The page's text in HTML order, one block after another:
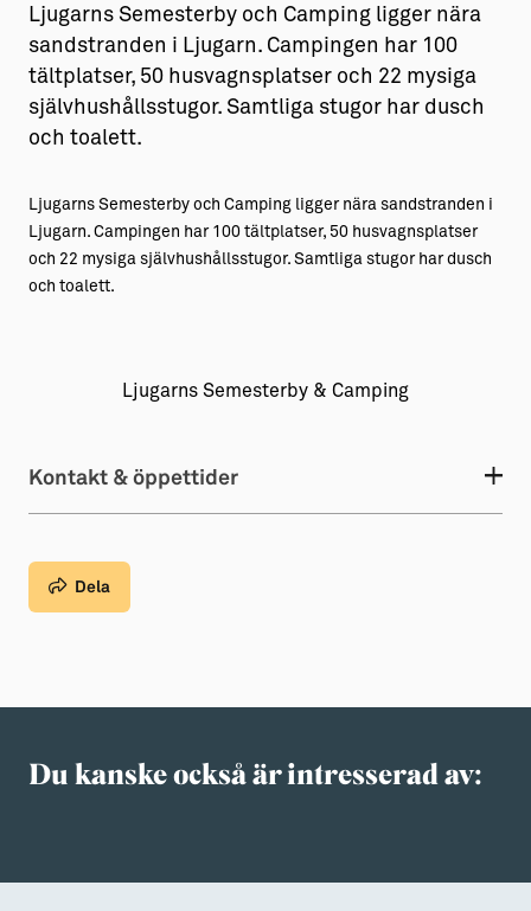
Aktiviteter
Sustainable Plejs
Möten & kongresser
Gotlands kulturarv
Almedalsveckan
→ Gutamål och gotländska
Allt om bostad
→ Hyra bostad
→ Bygga hus
Allt om livet på Ön
→ Tonårsliv
Barn & Familj
Ljugarns Semesterby och Camping ligger nära
sandstranden i Ljugarn. Campingen har 100
tältplatser, 50 husvagnsplatser och 22 mysiga
självhushållsstugor. Samtliga stugor har dusch
och toalett.
Ljugarns Semesterby och Camping ligger nära sandstranden i
Ljugarn. Campingen har 100 tältplatser, 50 husvagnsplatser
och 22 mysiga självhushållsstugor. Samtliga stugor har dusch
och toalett.
Ljugarns Semesterby & Camping
Kontakt & öppettider
Dela
Du kanske också är intresserad av: